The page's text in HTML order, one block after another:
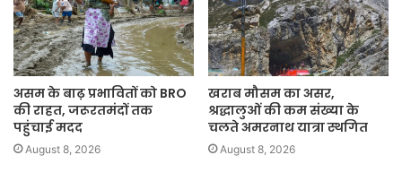
असम के बाढ़ प्रभावितों को BRO
की राहत, जरूरतमंदों तक
पहुंचाई मदद
August 8, 2026
खराब मौसम का असर,
श्रद्धालुओं की कम संख्या के
चलते अमरनाथ यात्रा स्थगित
August 8, 2026